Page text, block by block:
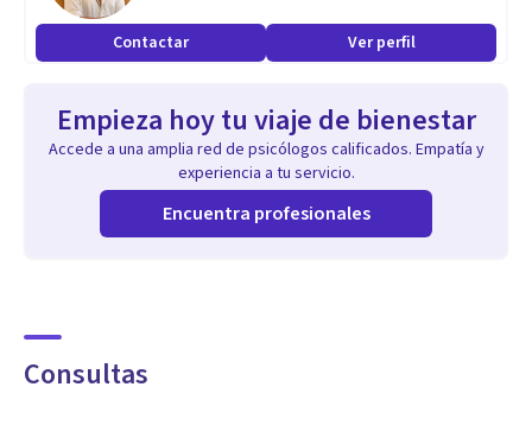
adolescentes como con adultos, así como en el ámbito
empresarial y de los Recursos Humanos en las áreas de
de consultoría.
Aptitudes
Especializada en Terapia de la Conducta Infanto-juvenil por
Es además docente en la Universidad Europea de Madrid,
Contactar Ver perfil
Empieza hoy tu viaje de bienestar
Accede a una amplia red de psicólogos calificados. Empatía y
experiencia a tu servicio.
Encuentra profesionales
Consultas